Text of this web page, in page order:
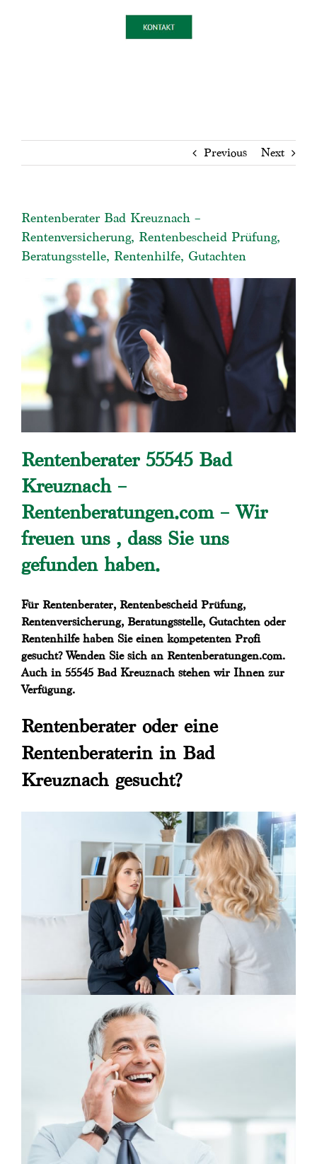
Previous Next
Rentenberater Bad Kreuznach –
Rentenversicherung, Rentenbescheid Prüfung,
Beratungsstelle, Rentenhilfe, Gutachten
Rentenberater 55545 Bad
Kreuznach –
Rentenberatungen.com – Wir
freuen uns , dass Sie uns
gefunden haben.
Für Rentenberater, Rentenbescheid Prüfung,
Rentenversicherung, Beratungsstelle, Gutachten oder
Rentenhilfe haben Sie einen kompetenten Profi
gesucht? Wenden Sie sich an Rentenberatungen.com.
Auch in 55545 Bad Kreuznach stehen wir Ihnen zur
Verfügung.
Rentenberater oder eine
Rentenberaterin in Bad
Kreuznach gesucht?